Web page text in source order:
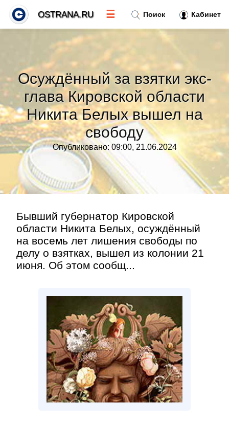
Осуждённый за взятки экс-
глава Кировской области
Никита Белых вышел на
свободу
Опубликовано: 09:00, 21.06.2024
Бывший губернатор Кировской
области Никита Белых, осуждённый
на восемь лет лишения свободы по
делу о взятках, вышел из колонии 21
июня. Об этом сообщ...
Поиск Кабинет
OSTRANA.RU ☰
Тренды новостей»
Рубрики»
Правила»
Контакт»